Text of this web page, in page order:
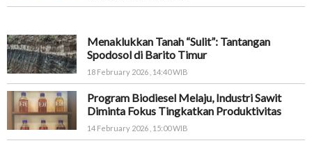
Menaklukkan Tanah “Sulit”: Tantangan
Spodosol di Barito Timur
18 February 2026 , 14:40 WIB
Program Biodiesel Melaju, Industri Sawit
Diminta Fokus Tingkatkan Produktivitas
14 February 2026 , 15:00 WIB